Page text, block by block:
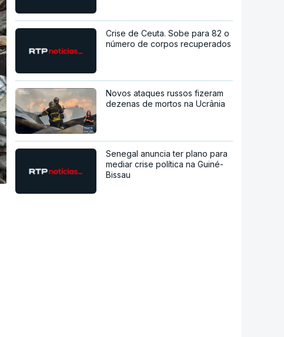
Crise de Ceuta. Sobe para 82 o
número de corpos recuperados
Novos ataques russos fizeram
dezenas de mortos na Ucrânia
Senegal anuncia ter plano para
mediar crise política na Guiné-
Bissau